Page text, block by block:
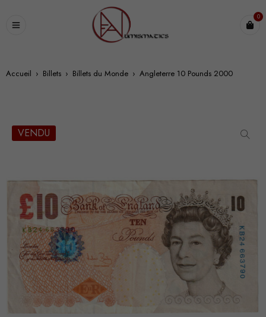
0
Accueil › Billets › Billets du Monde › Angleterre 10 Pounds 2000
VENDU